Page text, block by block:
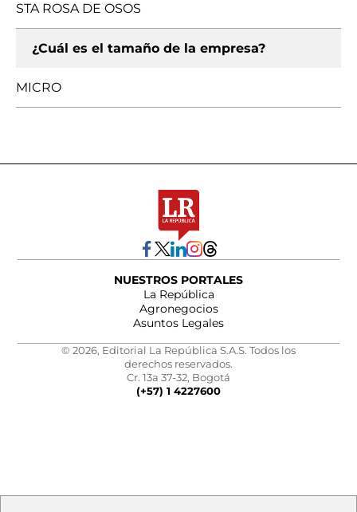
STA ROSA DE OSOS
¿Cuál es el tamaño de la empresa?
MICRO
NUESTROS PORTALES
La República
Agronegocios
Asuntos Legales
© 2026, Editorial La República S.A.S. Todos los
derechos reservados.
Cr. 13a 37-32, Bogotá
(+57) 1 4227600